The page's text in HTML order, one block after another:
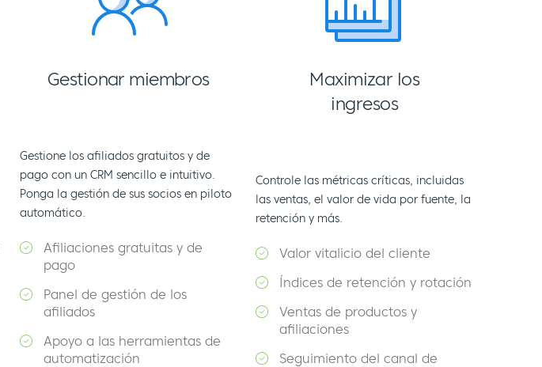
Gestionar miembros
Gestione los afiliados gratuitos y de
pago con un CRM sencillo e intuitivo.
Ponga la gestión de sus socios en piloto
automático.
Afiliaciones gratuitas y de
pago
Panel de gestión de los
afiliados
Apoyo a las herramientas de
automatización
Maximizar los
ingresos
Controle las métricas críticas, incluidas
las ventas, el valor de vida por fuente, la
retención y más.
Valor vitalicio del cliente
Índices de retención y rotación
Ventas de productos y
afiliaciones
Seguimiento del canal de